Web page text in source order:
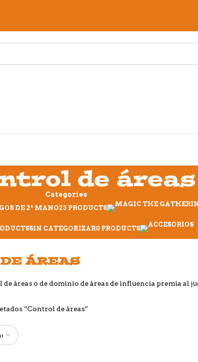
de áreas
Categories
DE 2ª MANO23 PRODUCTS
SIN CATEGORIZAR0 PRODUCTS
ÁREAS
áreas o de dominio de áreas de influencia premia al
“Control de áreas”